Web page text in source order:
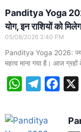
s
A
p
p
g
r
a
m
b
o
o
k
Panditya Yoga
योग, इन राशियों को
05/08/2026 3:40 PM
Panditya Yoga 2026:
महत्व माना गया है। आज
W
e